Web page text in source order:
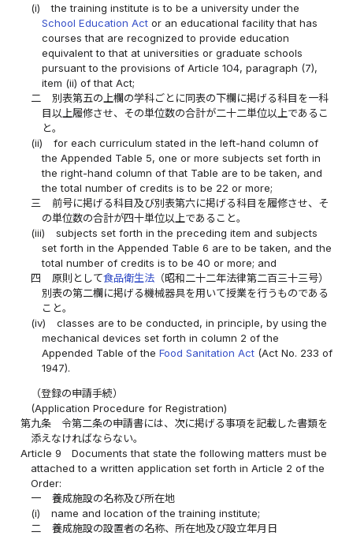
(i)
the training institute is to be a university under the
School Education Actor an educational facility that has
courses that are recognized to provide education
equivalent to that at universities or graduate schools
pursuant to the provisions of Article 104, paragraph (7),
item (ii) of that Act;
二
別表第五の上欄の学科ごとに同表の下欄に掲げる科目を一科
目以上履修させ、その単位数の合計が二十二単位以上であるこ
と。
(ii)
for each curriculum stated in the left-hand column of
the Appended Table 5, one or more subjects set forth in
the right-hand column of that Table are to be taken, and
the total number of credits is to be 22 or more;
三
前号に掲げる科目及び別表第六に掲げる科目を履修させ、そ
の単位数の合計が四十単位以上であること。
(iii)
subjects set forth in the preceding item and subjects
set forth in the Appended Table 6 are to be taken, and the
total number of credits is to be 40 or more; and
四
原則として食品衛生法（昭和二十二年法律第二百三十三号）
別表の第二欄に掲げる機械器具を用いて授業を行うものである
こと。
(iv)
classes are to be conducted, in principle, by using the
mechanical devices set forth in column 2 of the
Appended Table of the Food Sanitation Act(Act No. 233 of
1947).
（登録の申請手続）
(Application Procedure for Registration)
第九条
令第二条の申請書には、次に掲げる事項を記載した書類を
添えなければならない。
Article 9
Documents that state the following matters must be
attached to a written application set forth in Article 2 of the
Order:
一
養成施設の名称及び所在地
(i)
name and location of the training institute;
二
養成施設の設置者の名称、所在地及び設立年月日